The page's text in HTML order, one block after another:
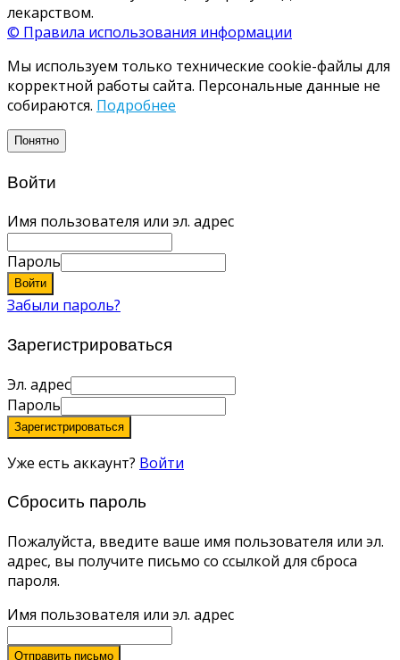
лекарством.
© Правила использования информации
Мы используем только технические cookie-файлы для
корректной работы сайта. Персональные данные не
собираются. Подробнее
Понятно
Войти
Имя пользователя или эл. адрес
Пароль
Войти
Забыли пароль?
Зарегистрироваться
Эл. адрес
Пароль
Зарегистрироваться
Уже есть аккаунт? Войти
Сбросить пароль
Пожалуйста, введите ваше имя пользователя или эл.
адрес, вы получите письмо со ссылкой для сброса
пароля.
Имя пользователя или эл. адрес
Отправить письмо